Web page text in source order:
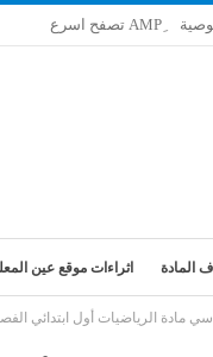
المادة اثراءات موقع عين
الرياضيات أول ابتدائي الفصل